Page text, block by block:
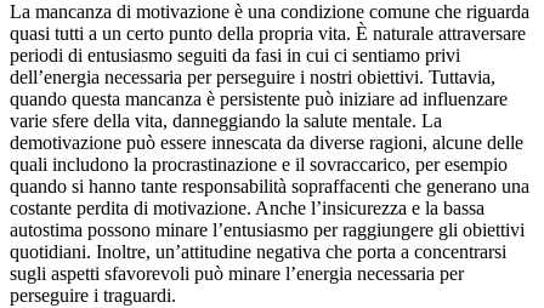
La mancanza di motivazione è una condizione comune che riguarda
quasi tutti a un certo punto della propria vita. È naturale attraversare
periodi di entusiasmo seguiti da fasi in cui ci sentiamo privi
dell’energia necessaria per perseguire i nostri obiettivi. Tuttavia,
quando questa mancanza è persistente può iniziare ad influenzare
varie sfere della vita, danneggiando la salute mentale. La
demotivazione può essere innescata da diverse ragioni, alcune delle
quali includono la procrastinazione e il sovraccarico, per esempio
quando si hanno tante responsabilità sopraffacenti che generano una
costante perdita di motivazione. Anche l’insicurezza e la bassa
autostima possono minare l’entusiasmo per raggiungere gli obiettivi
quotidiani. Inoltre, un’attitudine negativa che porta a concentrarsi
sugli aspetti sfavorevoli può minare l’energia necessaria per
perseguire i traguardi.